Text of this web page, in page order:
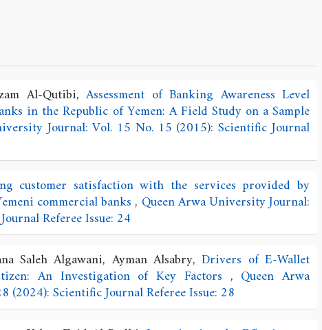
Al-Qutibi,Assessment of Banking Awareness Level
in the Republic of Yemen: A Field Study on a Sample
Journal: Vol. 15 No. 15 (2015): Scientific Journal
customer satisfaction with the services provided by
commercial banks, Queen Arwa University Journal:
Referee Issue: 24
Saleh Algawani, Ayman Alsabry,Drivers of E-Wallet
An Investigation of Key Factors , Queen Arwa
Scientific Journal Referee Issue: 28